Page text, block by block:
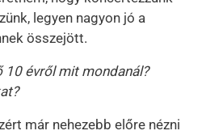
legyen nagyon jó a
összejött.
10 évről mit mondanál?
már nehezebb előre nézni